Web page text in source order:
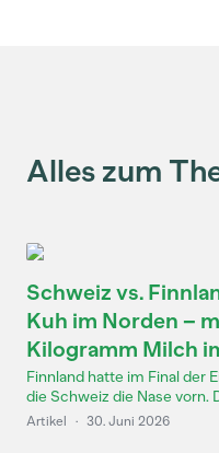
Alles zum
Schweiz vs.
Kuh im Norden –
Kilogramm Milch
Finnland hatte im Final der
die Schweiz die Nase vorn.
Artikel · 30. Juni 2026